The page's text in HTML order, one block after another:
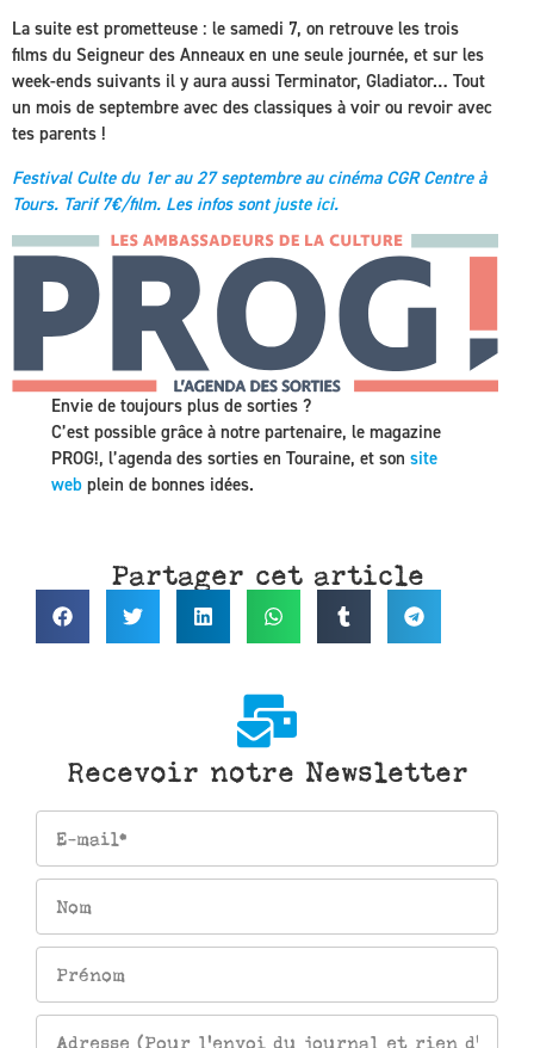
La suite est prometteuse : le samedi 7, on retrouve les trois
films du Seigneur des Anneaux en une seule journée, et sur les
week-ends suivants il y aura aussi Terminator, Gladiator… Tout
un mois de septembre avec des classiques à voir ou revoir avec
tes parents !
Festival Culte du 1er au 27 septembre au cinéma CGR Centre à
Tours. Tarif 7€/film. Les infos sontjuste ici.
Envie de toujours plus de sorties ?
C’est possible grâce à notre partenaire, le magazine
PROG!, l’agenda des sorties en Touraine, et son site
webplein de bonnes idées.
Partager cet article
Recevoir notre Newsletter